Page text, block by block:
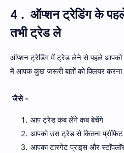
4 . ऑप्शन ट्रेडिंग के
तभी ट्रेड ले
ऑप्शन ट्रेडिंग में ट्रेड लेने से पहले आपको
में आपक कुछ जरूरी बातों को क्लियर करना
जैसे -
आप ट्रेड कब लेंगे कब बेचेंगे
आपको उस ट्रेड से कितना प्रॉफिट
आपका टारगेट प्राइस और स्टॉपलॉस